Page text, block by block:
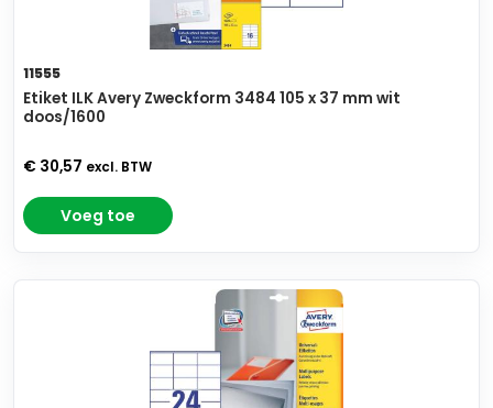
11555
Etiket ILK Avery Zweckform 3484 105 x 37 mm wit
doos/1600
€ 30,57 excl. BTW
Voeg toe